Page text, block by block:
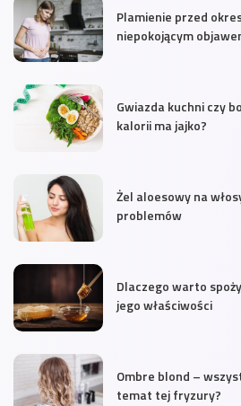
Plamienie przed
niepokojącym
Gwiazda kuchni czy
kalorii ma jajko?
Żel aloesowy na
problemów
Dlaczego warto
jego właściwości
Ombre blond –
temat tej fryzury?